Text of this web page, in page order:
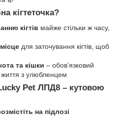
кігтеточка?
кігтів майже стільки ж часу,
для заточування кігтів, щоб
та кішки – обов’язковий
життя з улюбленцем
Pet ЛПД8 – кутовою
на підлозі